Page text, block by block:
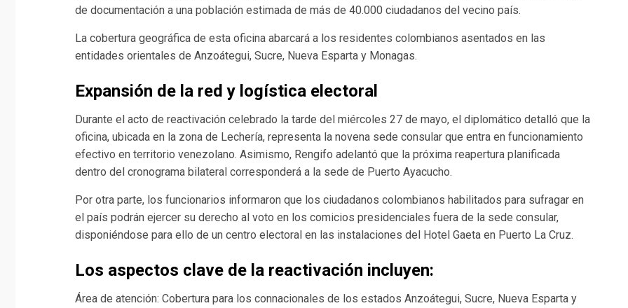
de documentación a una población estimada de más de 40.000 ciudadanos del vecino país.
La cobertura geográfica de esta oficina abarcará a los residentes colombianos asentados en las
entidades orientales de Anzoátegui, Sucre, Nueva Esparta y Monagas.
Expansión de la red y logística electoral
Durante el acto de reactivación celebrado la tarde del miércoles 27 de mayo, el diplomático detalló que la
oficina, ubicada en la zona de Lechería, representa la novena sede consular que entra en funcionamiento
efectivo en territorio venezolano. Asimismo, Rengifo adelantó que la próxima reapertura planificada
dentro del cronograma bilateral corresponderá a la sede de Puerto Ayacucho.
Por otra parte, los funcionarios informaron que los ciudadanos colombianos habilitados para sufragar en
el país podrán ejercer su derecho al voto en los comicios presidenciales fuera de la sede consular,
disponiéndose para ello de un centro electoral en las instalaciones del Hotel Gaeta en Puerto La Cruz.
Los aspectos clave de la reactivación incluyen:
Área de atención: Cobertura para los connacionales de los estados Anzoátegui, Sucre, Nueva Esparta y